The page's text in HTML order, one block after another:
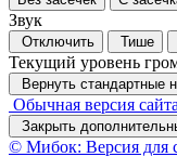
Звук
Отключить Тише
Текущий уровень
Вернуть стандартные
Обычная версия сайта
Закрыть
© Мибок: Версия для